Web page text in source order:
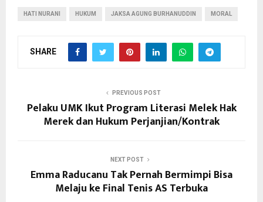
HATI NURANI HUKUM JAKSA AGUNG BURHANUDDIN MORAL
SHARE
PREVIOUS POST
Pelaku UMK Ikut Program Literasi Melek Hak
Merek dan Hukum Perjanjian/Kontrak
NEXT POST
Emma Raducanu Tak Pernah Bermimpi Bisa
Melaju ke Final Tenis AS Terbuka